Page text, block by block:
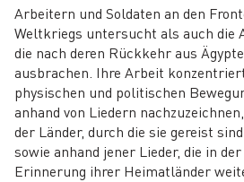
Arbeitern und Soldaten an den
Weltkriegs untersucht als auch die
die nach deren Rückkehr aus
ausbrachen. Ihre Arbeit
physischen und politischen
anhand von Liedern
der Länder, durch die sie gereist
sowie anhand jener Lieder, die in
Erinnerung ihrer Heimatländer